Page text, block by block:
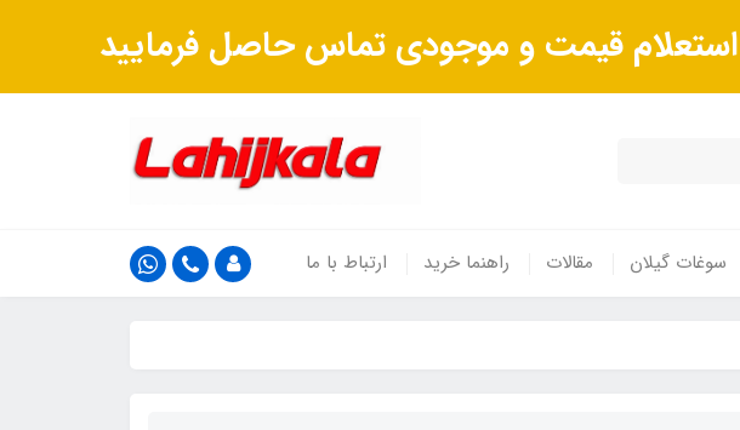
قیمت و موجودی تماس حاصل فرمایید
سوغات گیلان مقالات راهنما خرید ارتباط با ما